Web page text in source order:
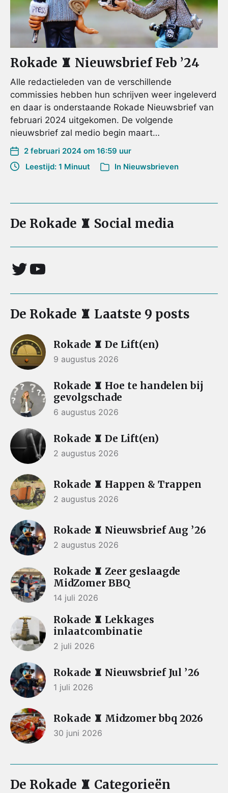
Rokade ♜ Nieuwsbrief Feb ’24
Alle redactieleden van de verschillende
commissies hebben hun schrijven weer ingeleverd
en daar is onderstaande Rokade Nieuwsbrief van
februari 2024 uitgekomen. De volgende
nieuwsbrief zal medio begin maart…
2 februari 2024 om 16:59 uur
Leestijd: 1 Minuut
In Nieuwsbrieven
De Rokade ♜ Social media
De Rokade ♜ Laatste 9 posts
Rokade ♜ De Lift(en)
9 augustus 2026
Rokade ♜ Hoe te handelen bij
gevolgschade
6 augustus 2026
Rokade ♜ De Lift(en)
2 augustus 2026
Rokade ♜ Happen & Trappen
2 augustus 2026
Rokade ♜ Nieuwsbrief Aug ’26
2 augustus 2026
Rokade ♜ Zeer geslaagde
MidZomer BBQ
14 juli 2026
Rokade ♜ Lekkages
inlaatcombinatie
2 juli 2026
Rokade ♜ Nieuwsbrief Jul ’26
1 juli 2026
Rokade ♜ Midzomer bbq 2026
30 juni 2026
De Rokade ♜ Categorieën